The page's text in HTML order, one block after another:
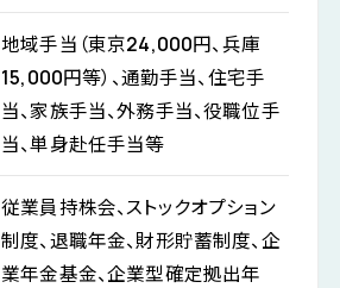
地域手当（東京24,000円、兵庫
15,000円等）、通勤手当、住宅手
当、家族手当、外務手当、役職位手
当、単身赴任手当等
従業員持株会、ストックオプション
制度、退職年金、財形貯蓄制度、企
業年金基金、企業型確定拠出年